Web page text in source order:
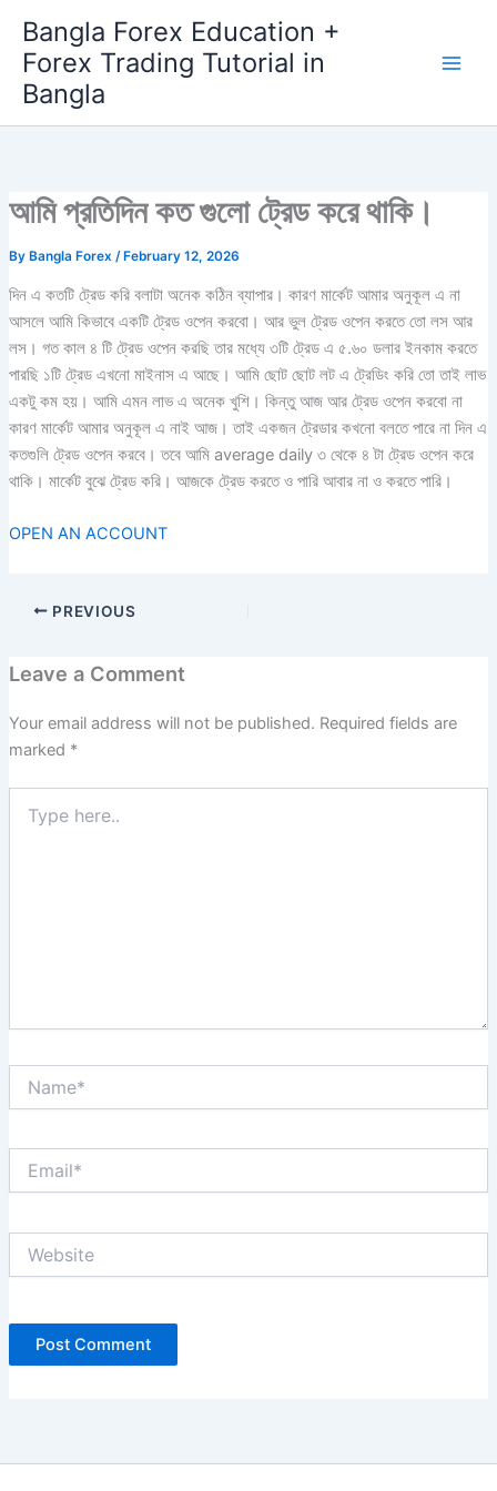
content
Bangla Forex Education +
Forex Trading Tutorial in
Bangla
আমি প্রতিদিন কত গুলো ট্রেড করে থাকি।
By Bangla Forex /February 12, 2026
দিন এ কতটি ট্রেড করি বলাটা অনেক কঠিন ব্যাপার। কারণ মার্কেট আমার অনুকূল এ না
আসলে আমি কিভাবে একটি ট্রেড ওপেন করবো। আর ভুল ট্রেড ওপেন করতে তো লস আর
লস। গত কাল ৪ টি ট্রেড ওপেন করছি তার মধ্যে ৩টি ট্রেড এ ৫.৬০ ডলার ইনকাম করতে
পারছি ১টি ট্রেড এখনো মাইনাস এ আছে। আমি ছোট ছোট লট এ ট্রেডিং করি তো তাই লাভ
একটু কম হয়। আমি এমন লাভ এ অনেক খুশি। কিন্তু আজ আর ট্রেড ওপেন করবো না
কারণ মার্কেট আমার অনুকূল এ নাই আজ। তাই একজন ট্রেডার কখনো বলতে পারে না দিন এ
কতগুলি ট্রেড ওপেন করবে। তবে আমি average daily ৩ থেকে ৪ টা ট্রেড ওপেন করে
থাকি। মার্কেট বুঝে ট্রেড করি। আজকে ট্রেড করতে ও পারি আবার না ও করতে পারি।
OPEN AN ACCOUNT
PREVIOUS
Leave a Comment
Your email address will not be published. Required fields are
marked *
here..